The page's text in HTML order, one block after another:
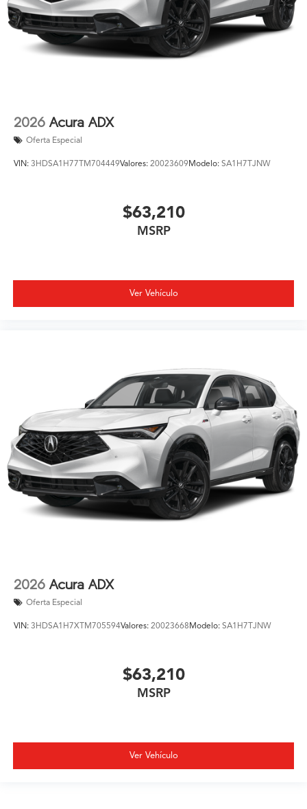
2026 Acura ADX
Oferta Especial
VIN: 3HDSA1H77TM704449Valores: 20023609Modelo: SA1H7TJNW
$63,210
MSRP
Ver Vehículo
2026 Acura ADX
Oferta Especial
VIN: 3HDSA1H7XTM705594Valores: 20023668Modelo: SA1H7TJNW
$63,210
MSRP
Ver Vehículo